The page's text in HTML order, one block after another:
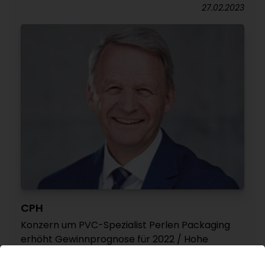
27.02.2023
CPH
Konzern um PVC-Spezialist Perlen Packaging
erhöht Gewinnprognose für 2022 / Hohe